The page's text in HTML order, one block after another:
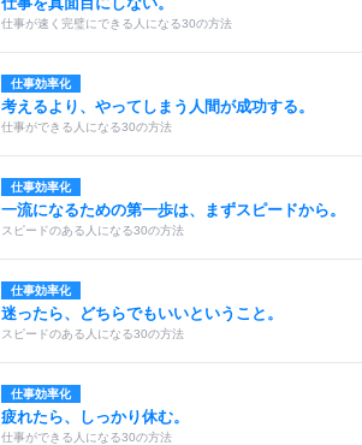
仕事が速く完璧にできる人になる30の方法
仕事効率化
考えるより、やってしまう人間が成功する。
仕事ができる人になる30の方法
仕事効率化
一流になるための第一歩は、まずスピードから。
スピードのある人になる30の方法
仕事効率化
迷ったら、どちらでもいいということ。
スピードのある人になる30の方法
仕事効率化
疲れたら、しっかり休む。
仕事ができる人になる30の方法